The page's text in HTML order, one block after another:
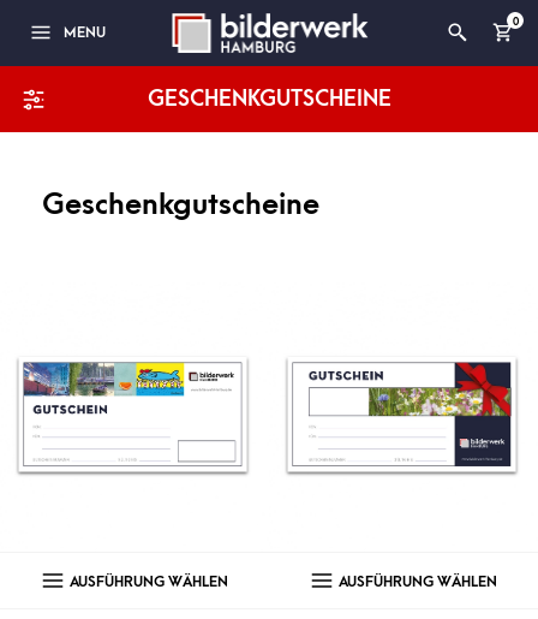
MENU
0
GESCHENKGUTSCHEINE
Geschenkgutscheine
AUSFÜHRUNG WÄHLEN AUSFÜHRUNG WÄHLEN